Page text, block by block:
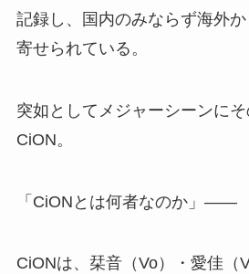
記録し、国内のみならず海外
寄せられている。
突如としてメジャーシーンに
CiON。
「CiONとは何者なのか」――
CiONは、栞音（Vo）・愛佳（